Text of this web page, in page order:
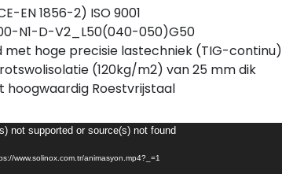
EN 1856-2) ISO 9001
N1-D-V2_L50(040-050)G50
met hoge precisie lastechniek (TIG-continu)
(120kg/m2) van 25 mm dik
hoogwaardig Roestvrijstaal
not supported or source(s) not found
www.solinox.com.tr/animasyon.mp4?_=1